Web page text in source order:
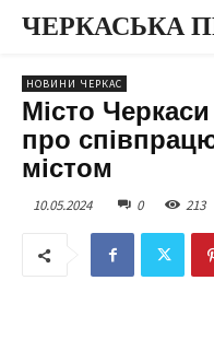
ЧЕРКАСЬКА
НОВИНИ ЧЕРКАС
Місто
про
містом
10.05.2024 0 213